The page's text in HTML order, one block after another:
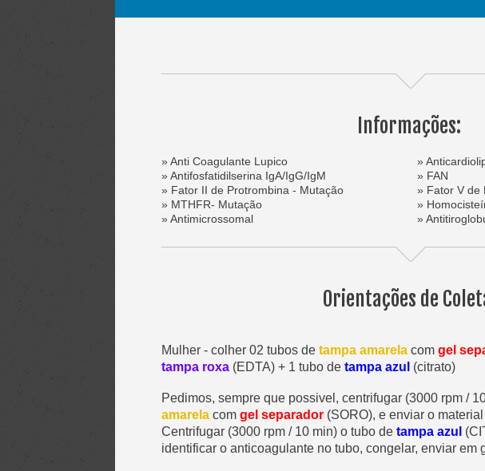
Informações:
» Anti Coagulante Lupico
» Antifosfatidilserina IgA/IgG/IgM
» Fator II de Protrombina - Mutação
» MTHFR- Mutação
» Antimicrossomal
»
» FAN
» Fator V de
»
»
Orientações de
Mulher - colher 02 tubos de tampa amarela com gel
tampa roxa (EDTA) + 1 tubo de tampa azul (citrato)
Pedimos, sempre que possivel, centrifugar (3000 rpm /
amarela com gel separador (SORO), e enviar o
Centrifugar (3000 rpm / 10 min) o tubo de tampa azul
identificar o anticoagulante no tubo, congelar, enviar em